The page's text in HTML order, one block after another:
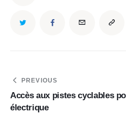
Navigation
de
l’article
PREVIOUS
Accès aux pistes cyclables
électrique